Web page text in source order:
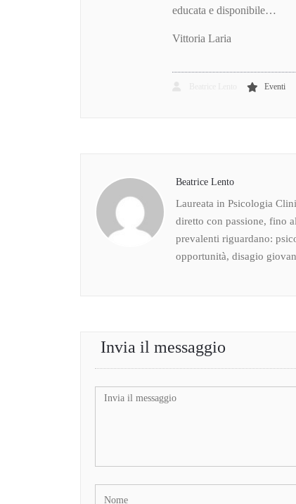
educata e disponibile…
Vittoria Laria
Eventi
Beatrice Lento
Laureata in Psicologia
diretto con passione, fino
prevalenti riguardano:
opportunità, disagio
Invia il messaggio